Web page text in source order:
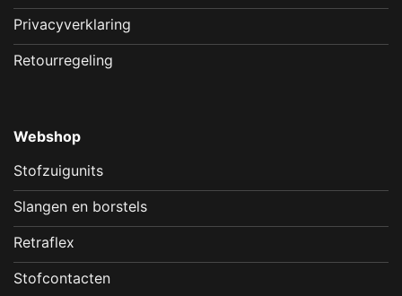
Privacyverklaring
Retourregeling
Webshop
Stofzuigunits
Slangen en borstels
Retraflex
Stofcontacten